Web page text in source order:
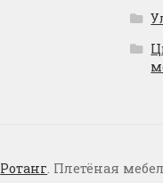
Ротанг. Плетёная